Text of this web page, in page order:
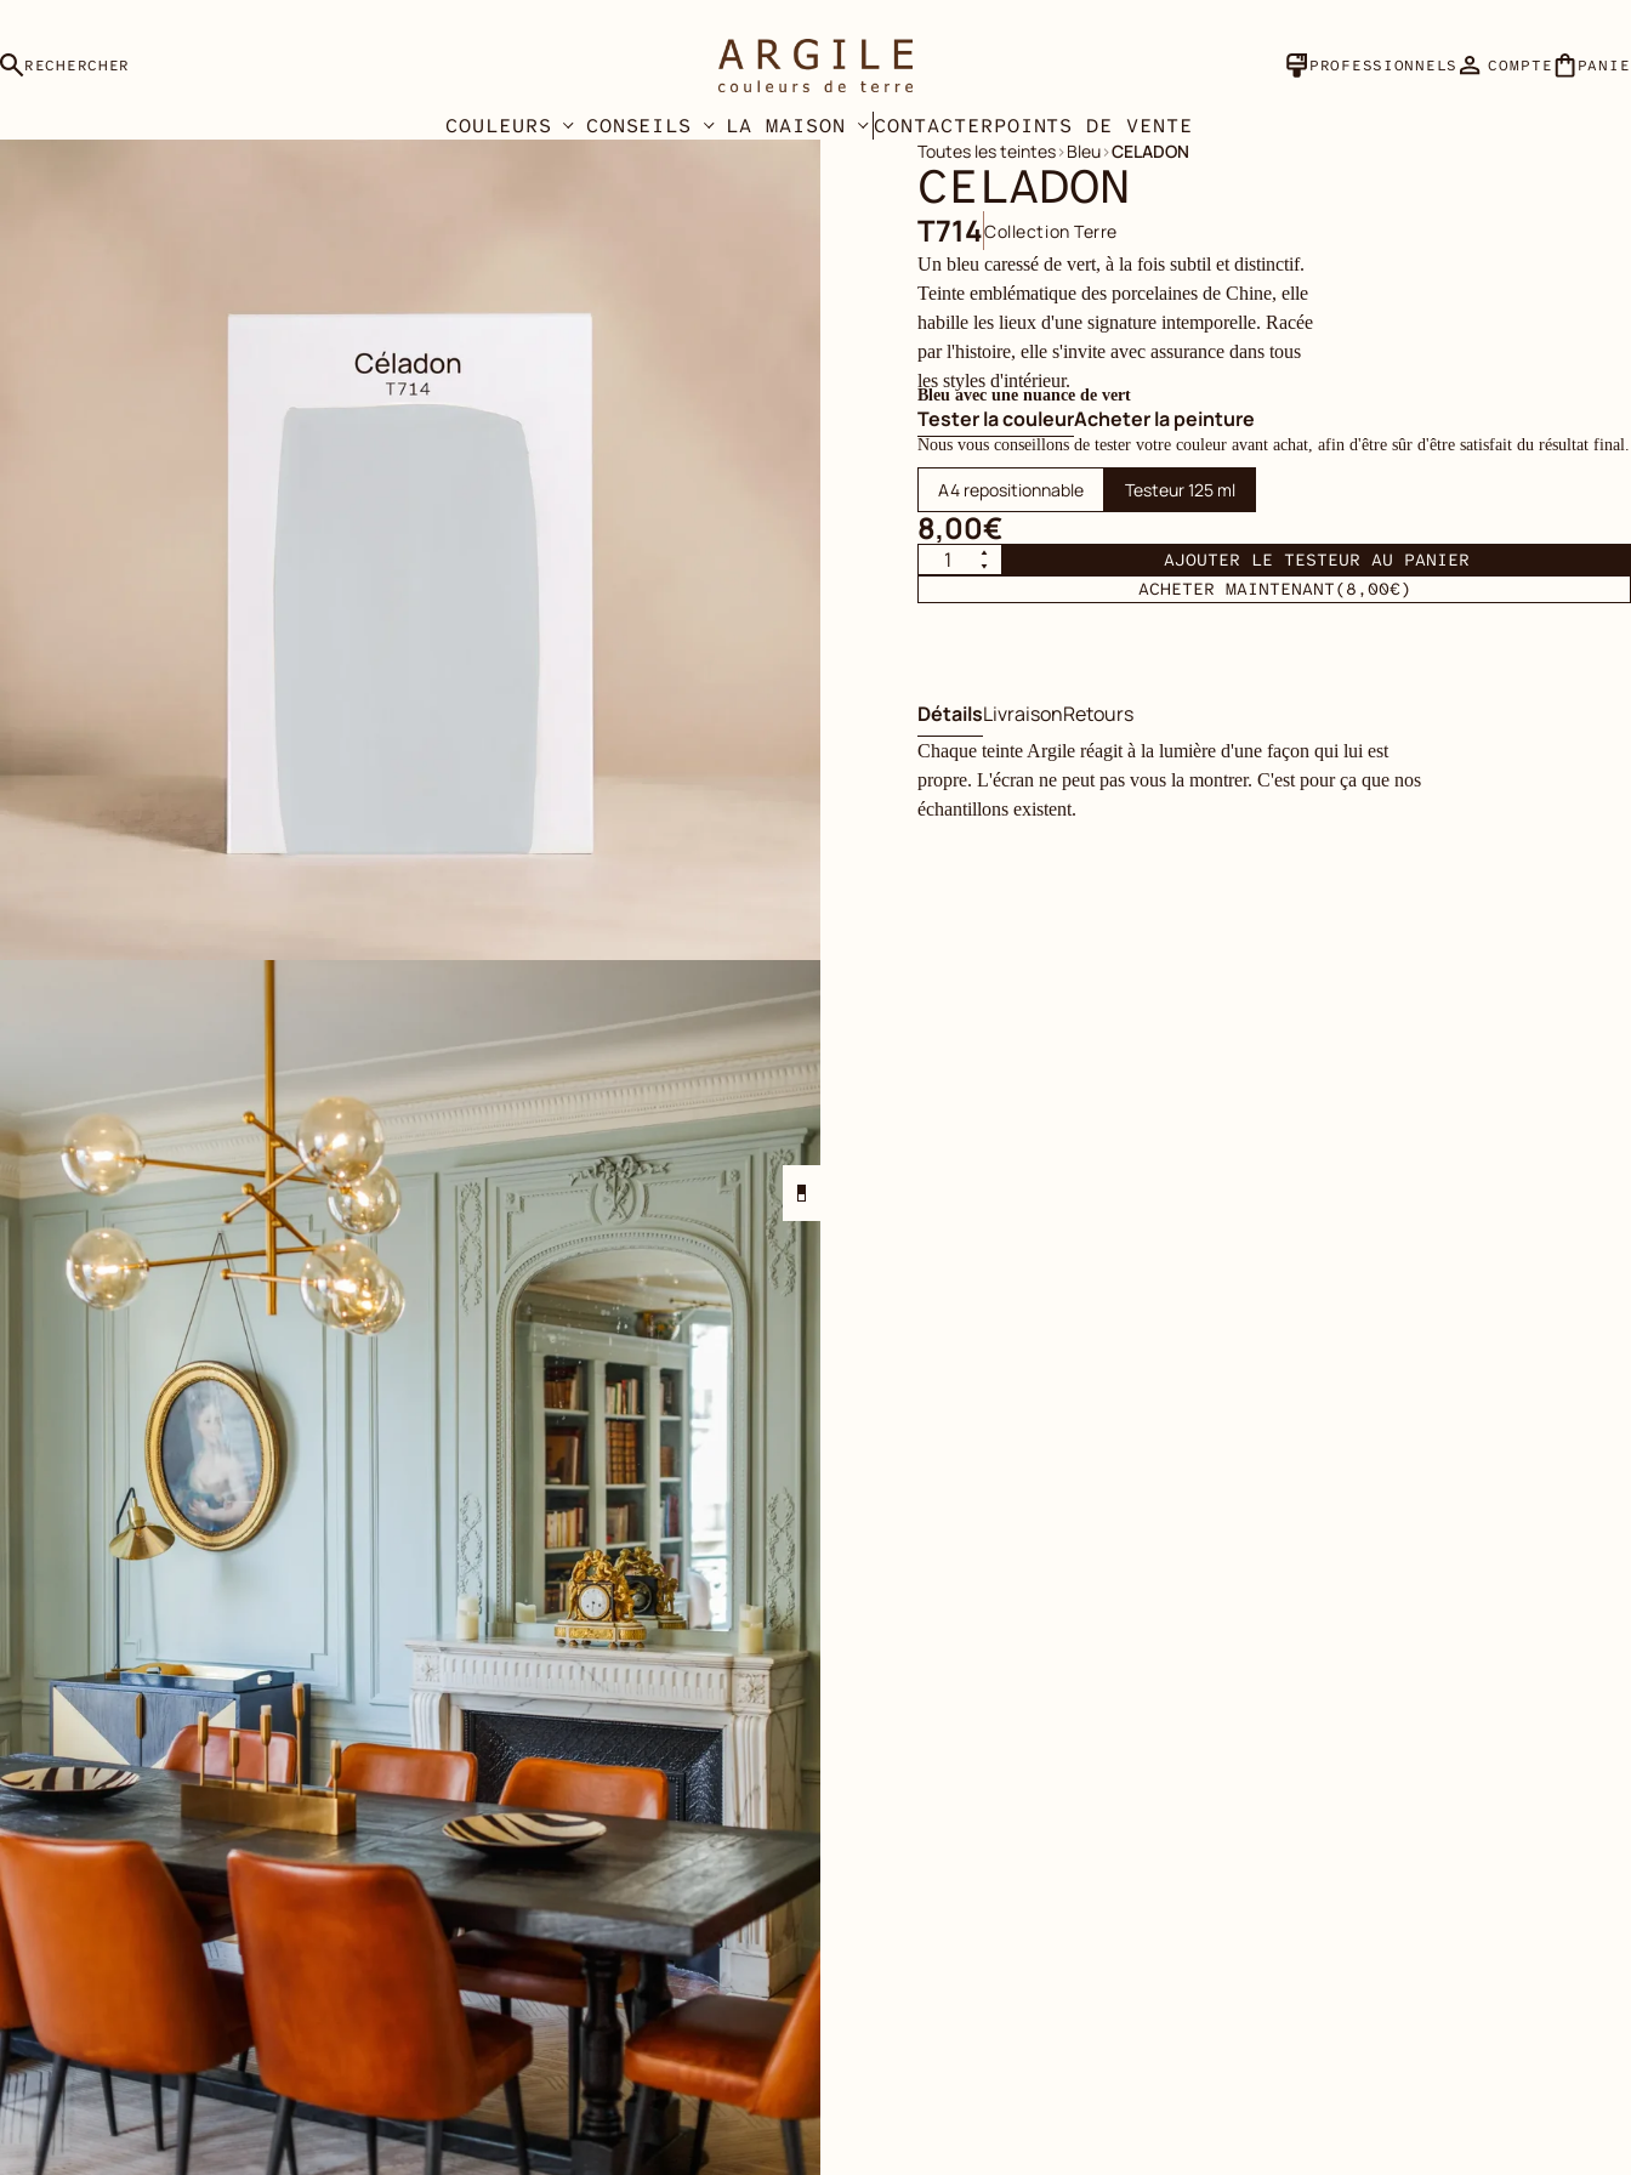
RECHERCHER PROFESSIONNELS COMPTE
COULEURS CONSEILS LA MAISON CONTACTERPOINTS DE VENTE
Toutes les teintes›Bleu›CELADON
CELADON
T714Collection Terre
Un bleu caressé de vert, à la fois subtil et distinctif.
Teinte emblématique des porcelaines de Chine, elle
habille les lieux d'une signature intemporelle. Racée
par l'histoire, elle s'invite avec assurance dans tous
les styles d'intérieur.
Bleu avec une nuance de vert
Tester la couleurAcheter la peinture
Nous vous conseillons de tester votre couleur avant achat, afin d'être sûr d'être satisfait du résultat final.
A4 repositionnable Testeur 125 ml
8,00€
AJOUTER LE TESTEUR AU PANIER
ACHETER MAINTENANT(8,00€)
DétailsLivraisonRetours
Chaque teinte Argile réagit à la lumière d'une façon qui lui est
propre. L'écran ne peut pas vous la montrer. C'est pour ça que nos
échantillons existent.